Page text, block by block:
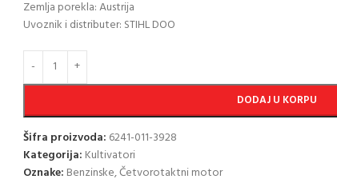
Zemlja porekla: Austrija
Uvoznik i distributer: STIHL DOO
DODAJ U KORPU
Šifra proizvoda: 6241-011-3928
Kategorija: Kultivatori
Oznake: Benzinske,Četvorotaktni motor